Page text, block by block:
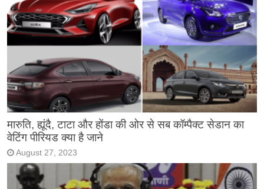
मारुति, ह्यूंदै, टाटा और होंडा की ओर से सब कॉम्पैक्ट सेडान का
वेटिंग पीरियड क्या है जाने
August 27, 2023